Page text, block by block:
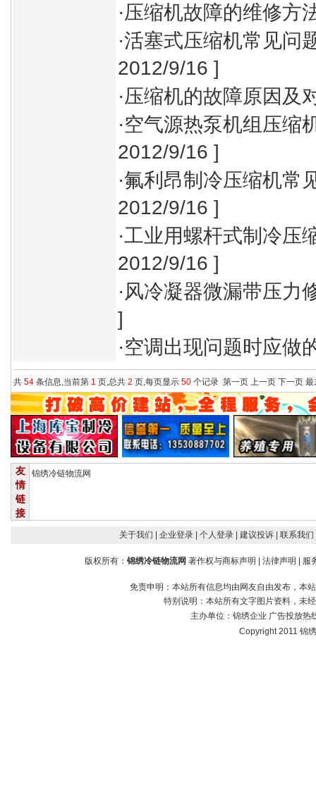
·压缩机故障的维修方
·活塞式压缩机常见问
2012/9/16 ]
·压缩机的故障原因及
·空气源热泵机组压缩
2012/9/16 ]
·氟利昂制冷压缩机常
2012/9/16 ]
·工业用螺杆式制冷压
2012/9/16 ]
· 风冷凝器微漏带压力
]
·空调出现问题时应做
共 54 条信息,当前第 1 页,总共 2 页,每页显示 50 个记录 第一页 上一页 下一页 最
友
情
链
接
锦绣冷链物流网
关于我们 | 企业登录 | 个人登录 | 建议投诉 | 联系我们
版权所有： 锦绣冷链物流网 著作权与商标声明 | 法律声明 | 服
免责申明：本站所有信息均由网友自由发布，本
特别说明：本站所有文字图片资料，未
主办单位： 锦绣企业 广告投放热
Copyright 2011 锦